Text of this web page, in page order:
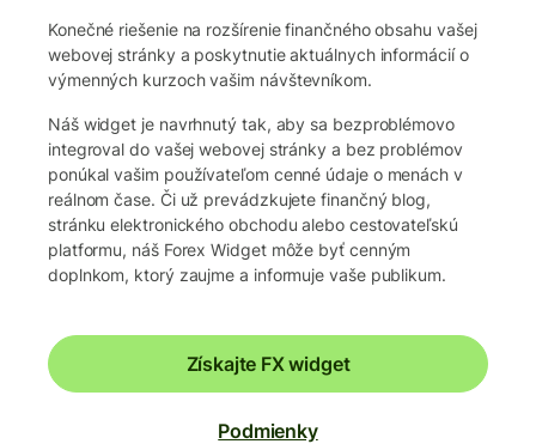
Konečné riešenie na rozšírenie finančného obsahu vašej
webovej stránky a poskytnutie aktuálnych informácií o
výmenných kurzoch vašim návštevníkom.
Náš widget je navrhnutý tak, aby sa bezproblémovo
integroval do vašej webovej stránky a bez problémov
ponúkal vašim používateľom cenné údaje o menách v
reálnom čase. Či už prevádzkujete finančný blog,
stránku elektronického obchodu alebo cestovateľskú
platformu, náš Forex Widget môže byť cenným
doplnkom, ktorý zaujme a informuje vaše publikum.
Získajte FX widget
Podmienky